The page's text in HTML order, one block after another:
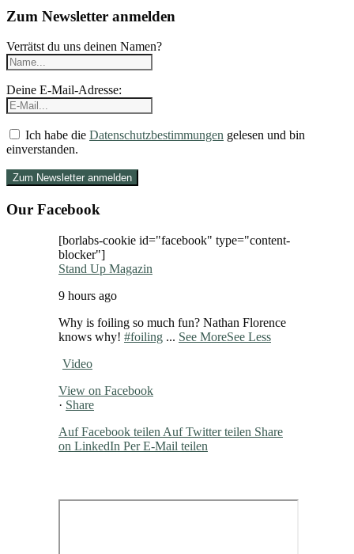
Zum Newsletter anmelden
Verrätst du uns deinen Namen?
Deine E-Mail-Adresse:
Ich habe die Datenschutzbestimmungen gelesen und bin
einverstanden.
Our Facebook
[borlabs-cookie id="facebook" type="content-
blocker"]
Stand Up Magazin
9 hours ago
Why is foiling so much fun? Nathan Florence
knows why! #foiling ... See MoreSee Less
Video
View on Facebook
· Share
Auf Facebook teilen Auf Twitter teilen Share
on LinkedIn Per E-Mail teilen